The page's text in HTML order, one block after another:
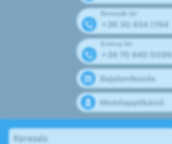
Bosnyák tér
+36 30 434 1744
Kolosy tér
+36 70 940 0099
Bejelentkezés
Mobilapplikáció